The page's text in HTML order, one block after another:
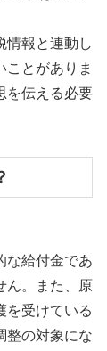
情報と連動し
ことがありま
を伝える必要
な給付金であ
ん。また、原
を受けている
整の対象にな